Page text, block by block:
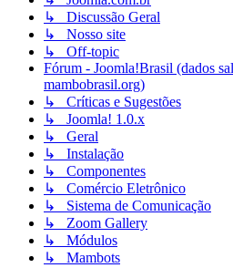
↳ Discussão Geral
↳ Nosso site
↳ Off-topic
Fórum - Joomla!Brasil (dados
mambobrasil.org)
↳ Críticas e Sugestões
↳ Joomla! 1.0.x
↳ Geral
↳ Instalação
↳ Componentes
↳ Comércio Eletrônico
↳ Sistema de Comunicação
↳ Zoom Gallery
↳ Módulos
↳ Mambots